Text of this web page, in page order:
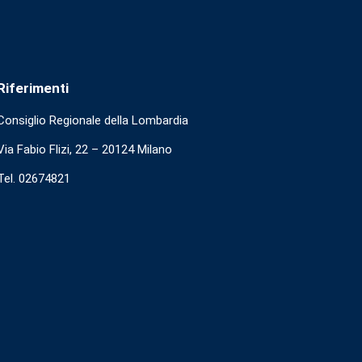
Regionale della Lombardia
Fabio Flizi, 22 – 20124 Milano
02674821